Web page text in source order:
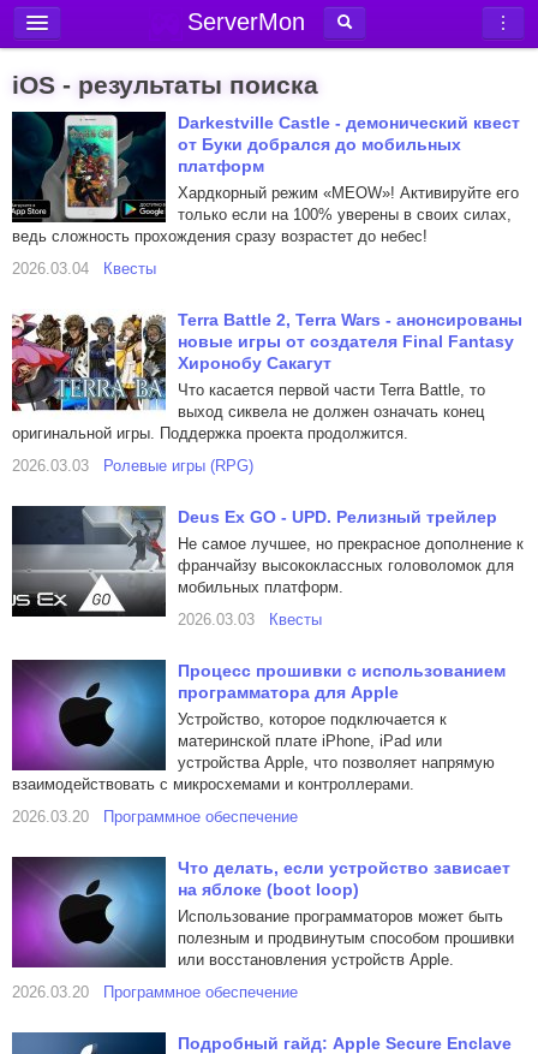
ServerMon
Новости
Блог
Статьи
Форум
Вход в аккаунт
iOS - результаты поиска
Darkestville Castle - демонический квест
от Буки добрался до мобильных
платформ
Хардкорный режим «MEOW»! Активируйте его
только если на 100% уверены в своих силах,
ведь сложность прохождения сразу возрастет до небес!
2026.03.04
Квесты
Terra Battle 2, Terra Wars - анонсированы
новые игры от создателя Final Fantasy
Хиронобу Сакагут
Что касается первой части Terra Battle, то
выход сиквела не должен означать конец
оригинальной игры. Поддержка проекта продолжится.
2026.03.03
Ролевые игры (RPG)
Deus Ex GO - UPD. Релизный трейлер
Не самое лучшее, но прекрасное дополнение к
франчайзу высококлассных головоломок для
мобильных платформ.
2026.03.03
Квесты
Процесс прошивки с использованием
программатора для Apple
Устройство, которое подключается к
материнской плате iPhone, iPad или
устройства Apple, что позволяет напрямую
взаимодействовать с микросхемами и контроллерами.
2026.03.20
Программное обеспечение
Что делать, если устройство зависает
на яблоке (boot loop)
Использование программаторов может быть
полезным и продвинутым способом прошивки
или восстановления устройств Apple.
2026.03.20
Программное обеспечение
Подробный гайд: Apple Secure Enclave